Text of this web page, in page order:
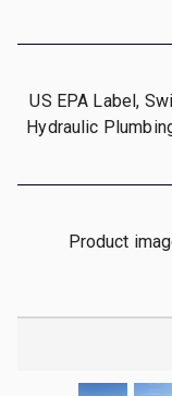
2025 US EPA
Hydraulic
Product